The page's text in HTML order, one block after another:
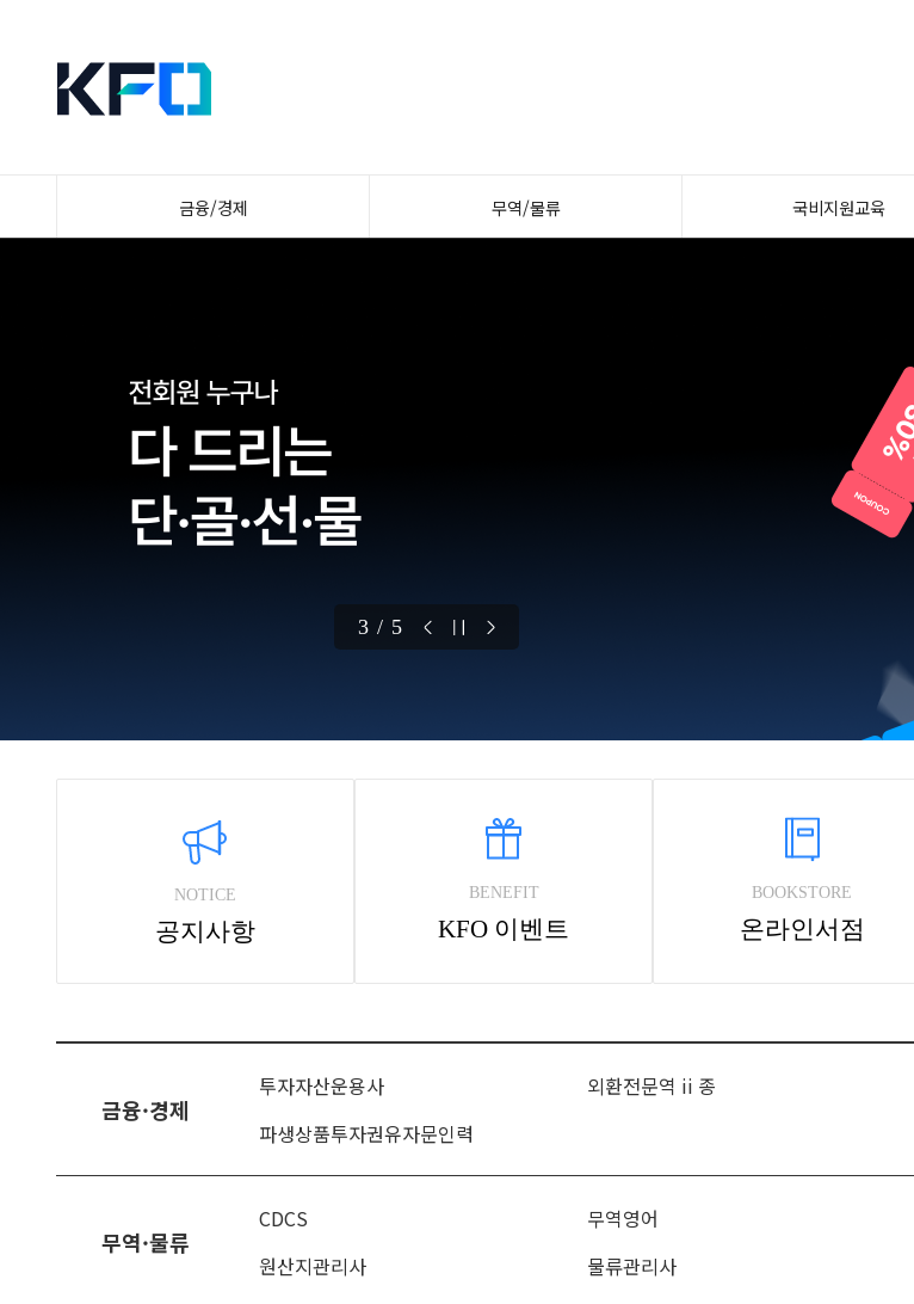
금융/경제 무역/물류 국비지원교육
4 / 5
NOTICE
공지사항
BENEFIT
KFO 이벤트
BOOKSTORE
온라인서점
금융·경제
투자자산운용사 외환전문역 ii 종
파생상품투자권유자문인력
무역·물류
CDCS 무역영어
원산지관리사
물류관리사